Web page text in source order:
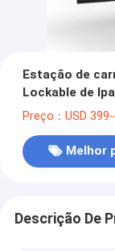
Estação de
Lockable de
RoHS
Preço：USD
Melhor
Descrição De